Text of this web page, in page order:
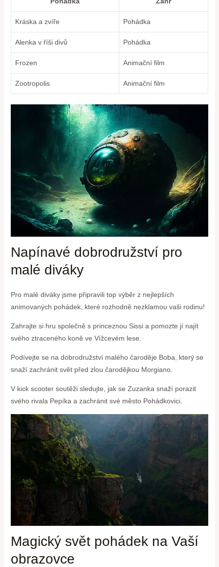
Kráska a zvíře Pohádka
Alenka v říši ​divů Pohádka
Frozen Animační film
Zootropolis Animační ‌film
Napínavé ⁣dobrodružství pro
malé diváky
Pro malé diváky jsme připravili top výběr z nejlepších
animovaných pohádek, které rozhodně nezklamou vaši‌ rodinu!
Zahrajte ​si hru společně s ‍princeznou‌ Sissi⁣ a ​pomozte jí najít​
svého ztraceného koně ve Vížcevém lese.
Podívejte se na dobrodružství malého čaroděje Boba, ⁤který se
snaží zachránit⁣ svět před zlou‌ čarodějkou ⁤Morgiano.
V kick scooter soutěži sledujte, jak se Zuzanka⁢ snaží porazit⁢
svého rivala⁤ Pepíka a⁢ zachránit své město Pohádkovici.
Magický svět pohádek na Vaší
obrazovce